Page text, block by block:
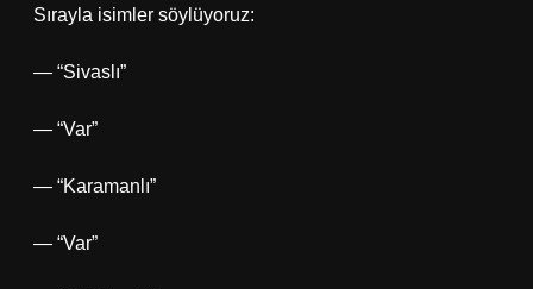
Sırayla isimler söylüyoruz:
— “Sivaslı”
— “Var”
— “Karamanlı”
— “Var”